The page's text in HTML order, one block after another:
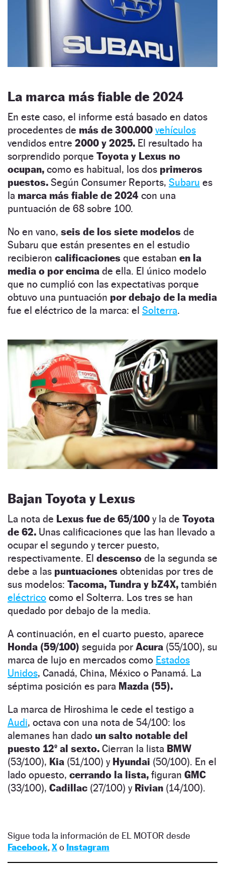
La marca más fiable de 2024
En este caso, el informe está basado en datos
procedentes de más de 300.000 vehículos
vendidos entre 2000 y 2025. El resultado ha
sorprendido porque Toyota y Lexus no
ocupan, como es habitual, los dos primeros
puestos. Según Consumer Reports, Subaru es
la marca más fiable de 2024 con una
puntuación de 68 sobre 100.
No en vano, seis de los siete modelos de
Subaru que están presentes en el estudio
recibieron calificaciones que estaban en la
media o por encima de ella. El único modelo
que no cumplió con las expectativas porque
obtuvo una puntuación por debajo de la media
fue el eléctrico de la marca: el Solterra.
Bajan Toyota y Lexus
La nota de Lexus fue de 65/100 y la de Toyota
de 62. Unas calificaciones que las han llevado a
ocupar el segundo y tercer puesto,
respectivamente. El descenso de la segunda se
debe a las puntuaciones obtenidas por tres de
sus modelos: Tacoma, Tundra y bZ4X, también
eléctrico como el Solterra. Los tres se han
quedado por debajo de la media.
A continuación, en el cuarto puesto, aparece
Honda (59/100) seguida por Acura (55/100), su
marca de lujo en mercados como Estados
Unidos, Canadá, China, México o Panamá. La
séptima posición es para Mazda (55).
La marca de Hiroshima le cede el testigo a
Audi, octava con una nota de 54/100: los
alemanes han dado un salto notable del
puesto 12º al sexto. Cierran la lista BMW
(53/100), Kia (51/100) y Hyundai (50/100). En el
lado opuesto, cerrando la lista, figuran GMC
(33/100), Cadillac (27/100) y Rivian (14/100).
Sigue toda la información de EL MOTOR desde
Facebook, Xo Instagram